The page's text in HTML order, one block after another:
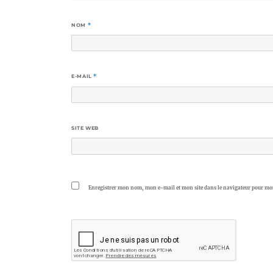
NOM *
E-MAIL*
SITE WEB
Enregistrer mon nom, mon e-mail et mon site dans le navigateur pour